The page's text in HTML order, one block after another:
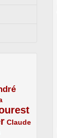
Claude